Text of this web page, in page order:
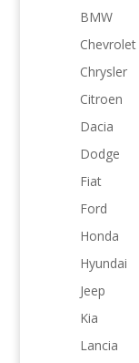
BMW
Chevrolet
Chrysler
Citroen
Dacia
Dodge
Fiat
Ford
Honda
Hyundai
Jeep
Kia
Lancia